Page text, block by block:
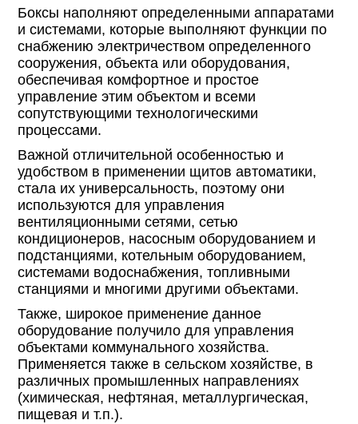
Боксы наполняют определенными аппаратами
и системами, которые выполняют функции по
снабжению электричеством определенного
сооружения, объекта или оборудования,
обеспечивая комфортное и простое
управление этим объектом и всеми
сопутствующими технологическими
процессами.
Важной отличительной особенностью и
удобством в применении щитов автоматики,
стала их универсальность, поэтому они
используются для управления
вентиляционными сетями, сетью
кондиционеров, насосным оборудованием и
подстанциями, котельным оборудованием,
системами водоснабжения, топливными
станциями и многими другими объектами.
Также, широкое применение данное
оборудование получило для управления
объектами коммунального хозяйства.
Применяется также в сельском хозяйстве, в
различных промышленных направлениях
(химическая, нефтяная, металлургическая,
пищевая и т.п.).